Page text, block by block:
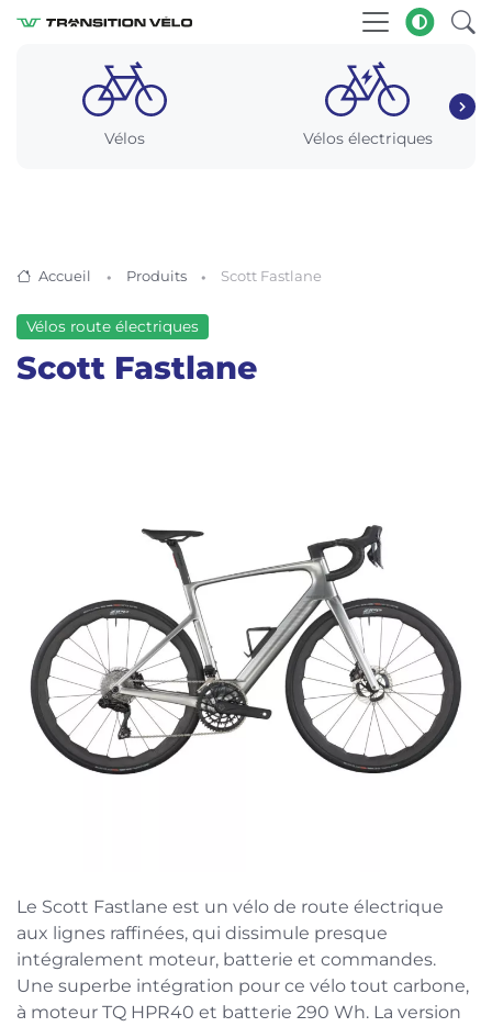
Vélos Vélos électriques
Accueil Produits Scott Fastlane
Vélos route électriques
Scott Fastlane
Le Scott Fastlane est un vélo de route électrique
aux lignes raffinées, qui dissimule presque
intégralement moteur, batterie et commandes.
Une superbe intégration pour ce vélo tout carbone,
à moteur TQ HPR40 et batterie 290 Wh. La version